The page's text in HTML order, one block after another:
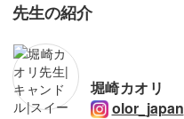
先生の紹介
堀崎カオリ
olor_japan